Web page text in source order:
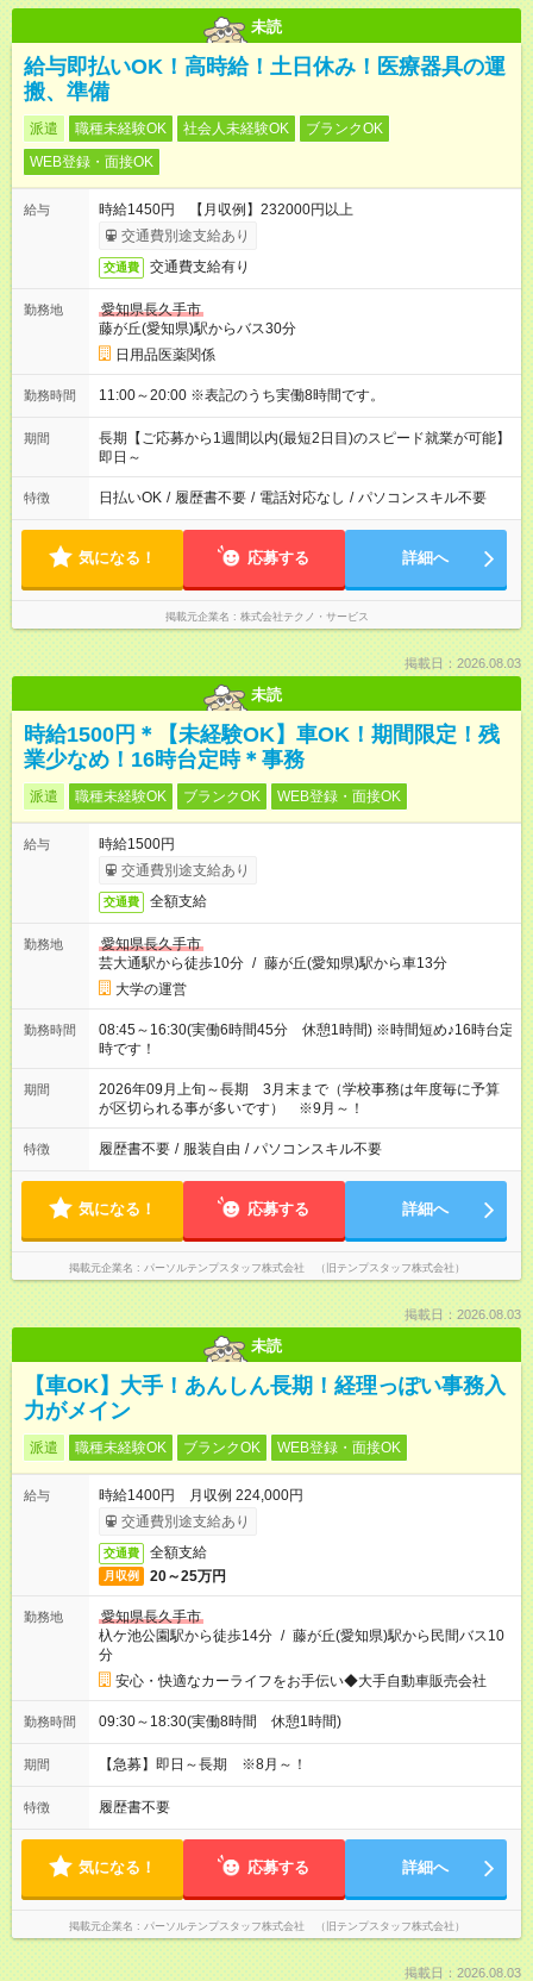
未読
給与即払いOK！高時給！土日休み！医療器具の運
搬、準備
派遣 職種未経験OK 社会人未経験OK
ブランクOK
WEB登録・面接OK
給与
時給1450円 【月収例】232000円以上
交通費別途支給あり
交通費 交通費支給有り
勤務地
愛知県長久手市
藤が丘(愛知県)駅からバス30分
日用品医薬関係
勤務時間 11:00～20:00 ※表記のうち実働8時間です。
期間
長期【ご応募から1週間以内(最短2日目)のスピード就業が可能】
即日～
特徴 日払いOK / 履歴書不要 / 電話対応なし / パソコンスキル不要
気になる！ 応募する 詳細へ
掲載元企業名 株式会社テクノ・サービス
掲載日：2026.08.03
未読
時給1500円＊【未経験OK】車OK！期間限定！残
業少なめ！16時台定時＊事務
派遣 職種未経験OK ブランクOK WEB登録・面接OK
給与
時給1500円
交通費別途支給あり
交通費 全額支給
勤務地
愛知県長久手市
芸大通駅から徒歩10分 / 藤が丘(愛知県)駅から車13分
大学の運営
勤務時間
08:45～16:30(実働6時間45分 休憩1時間) ※時間短め♪16時台定
時です！
期間
2026年09月上旬～長期 3月末まで（学校事務は年度毎に予算
が区切られる事が多いです） ※9月～！
特徴 履歴書不要 / 服装自由 / パソコンスキル不要
気になる！ 応募する 詳細へ
掲載元企業名 パーソルテンプスタッフ株式会社 （旧テンプスタッフ株式会社）
掲載日：2026.08.03
未読
【車OK】大手！あんしん長期！経理っぽい事務入
力がメイン
派遣 職種未経験OK ブランクOK WEB登録・面接OK
給与
時給1400円 月収例 224,000円
交通費別途支給あり
交通費 全額支給
月収例 20～25万円
勤務地
愛知県長久手市
杁ケ池公園駅から徒歩14分 / 藤が丘(愛知県)駅から民間バス10
分
安心・快適なカーライフをお手伝い◆大手自動車販売会社
勤務時間 09:30～18:30(実働8時間 休憩1時間)
期間 【急募】即日～長期 ※8月～！
特徴 履歴書不要
気になる！ 応募する 詳細へ
掲載元企業名 パーソルテンプスタッフ株式会社 （旧テンプスタッフ株式会社）
掲載日：2026.08.03